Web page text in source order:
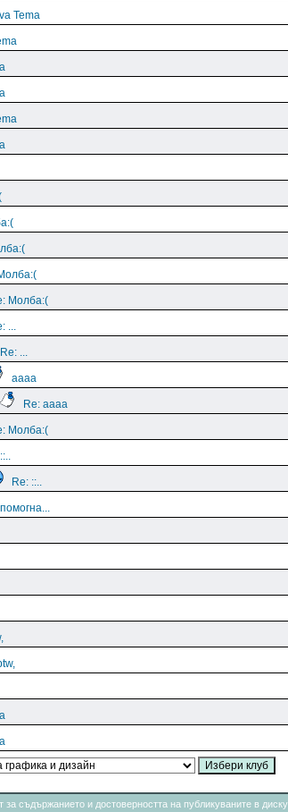
Tema
Молба:(
...
Re: ...
aaaa
Re: aaaa
Молба:(
::..
Re: ::..
съдържанието и достоверността на публикуваните в